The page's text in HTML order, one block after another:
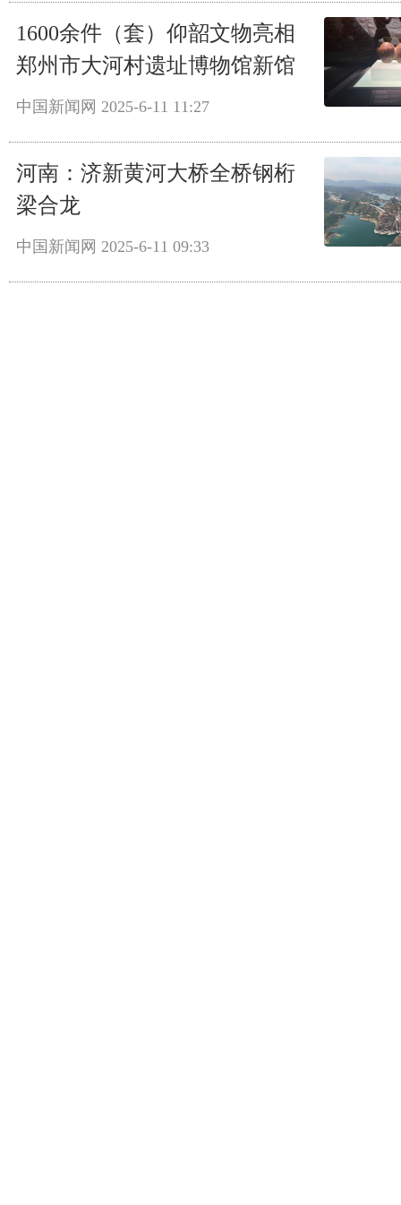
1600余件（套）仰韶文物亮相
郑州市大河村遗址博物馆新馆
中国新闻网 2025-6-11 11:27
河南：济新黄河大桥全桥钢桁
梁合龙
中国新闻网 2025-6-11 09:33